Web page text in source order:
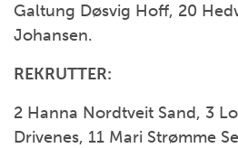
Galtung Døsvig Hoff, 20
Johansen.
REKRUTTER:
2 Hanna Nordtveit Sand, 3
Drivenes, 11 Mari Strømme